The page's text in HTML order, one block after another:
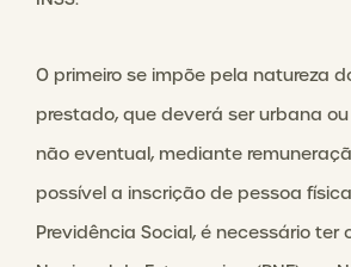
O primeiro se impõe pela natureza
prestado, que deverá ser urbana
não eventual, mediante
possível a inscrição de pessoa
Previdência Social, é necessário ter